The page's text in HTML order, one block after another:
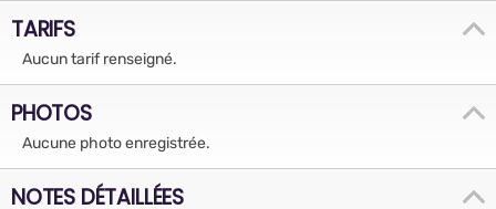
TARIFS
Aucun tarif renseigné.
PHOTOS
Aucune photo enregistrée.
NOTES DÉTAILLÉES